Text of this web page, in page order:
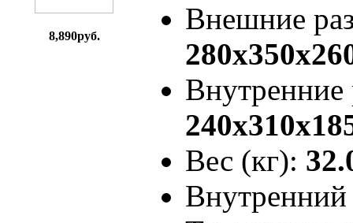
8,890руб.
Внешние
Вес (кг):